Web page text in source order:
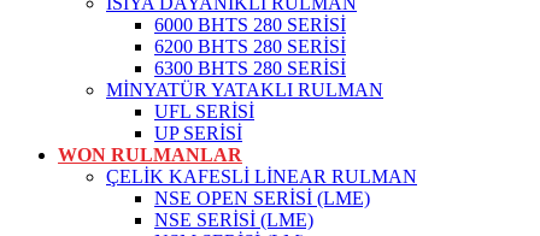
6000 BHTS 280 SERİSİ
6200 BHTS 280 SERİSİ
6300 BHTS 280 SERİSİ
MİNYATÜR YATAKLI RULMAN
UFL SERİSİ
UP SERİSİ
WON RULMANLAR
ÇELİK KAFESLİ LİNEAR RULMAN
NSE OPEN SERİSİ (LME)
NSE SERİSİ (LME)